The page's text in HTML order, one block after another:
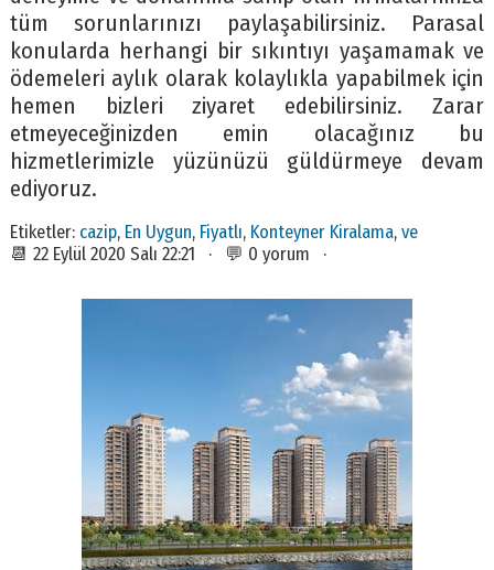
tüm sorunlarınızı paylaşabilirsiniz. Parasal
konularda herhangi bir sıkıntıyı yaşamamak ve
ödemeleri aylık olarak kolaylıkla yapabilmek için
hemen bizleri ziyaret edebilirsiniz. Zarar
etmeyeceğinizden emin olacağınız bu
hizmetlerimizle yüzünüzü güldürmeye devam
ediyoruz.
Etiketler: cazip, En Uygun, Fiyatlı, Konteyner Kiralama, ve
📆 22 Eylül 2020 Salı 22:21 · 💬 0 yorum ·